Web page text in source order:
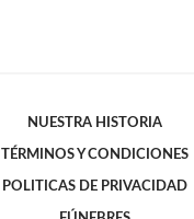
NUESTRA HISTORIA
TÉRMINOS Y CONDICIONES
POLITICAS DE PRIVACIDAD